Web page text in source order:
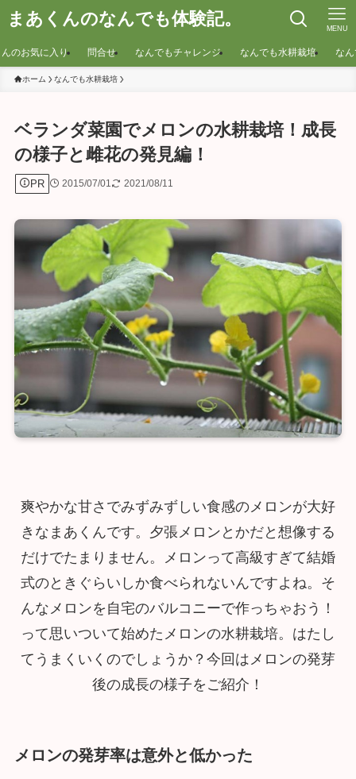
まあくんのなんでも体験記。 MENU
のお気に入り 問合せ なんでもチャレンジ なんでも水耕栽培 な
ホーム なんでも水耕栽培
ベランダ菜園でメロンの水耕栽培！成長
の様子と雌花の発見編！
PR 2015/07/01 2021/08/11
爽やかな甘さでみずみずしい食感のメロンが大好
きなまあくんです。夕張メロンとかだと想像する
だけでたまりません。メロンって高級すぎて結婚
式のときぐらいしか食べられないんですよね。そ
んなメロンを自宅のバルコニーで作っちゃおう！
って思いついて始めたメロンの水耕栽培。はたし
てうまくいくのでしょうか？今回はメロンの発芽
後の成長の様子をご紹介！
メロンの発芽率は意外と低かった